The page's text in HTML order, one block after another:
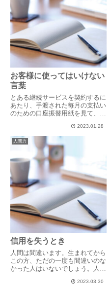
お客様に使ってはいけない
言葉
とある継続サービスを契約するに
あたり、手渡された毎月の支払い
のための口座振替用紙を見て、私
替用紙の余白に「売上代金」と手
書きで書かれていたからです。
「売上」とは社内用語であり、お
客様に対して使用する言葉ではあ
り...
2023.01.28
人間力
信用を失うとき
人間は間違います。生まれてから
この方、ただの一度も間違いのな
かった人はいないでしょう。人の
るかで決まります。失敗した時。
2023.03.30